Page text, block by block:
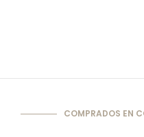
COMPRADOS EN